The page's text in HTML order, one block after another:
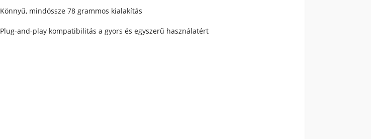
Könnyű, mindössze 78 grammos kialakítás
Plug-and-play kompatibilitás a gyors és egyszerű használatért